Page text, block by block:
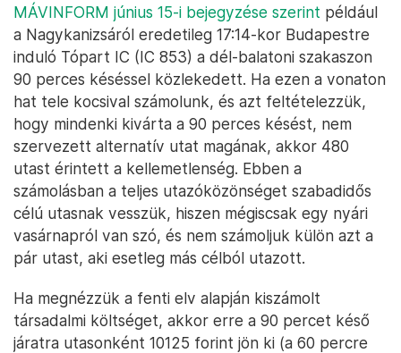
MÁVINFORM június 15-i bejegyzése szerint például
a Nagykanizsáról eredetileg 17:14-kor Budapestre
induló Tópart IC (IC 853) a dél-balatoni szakaszon
90 perces késéssel közlekedett. Ha ezen a vonaton
hat tele kocsival számolunk, és azt feltételezzük,
hogy mindenki kivárta a 90 perces késést, nem
szervezett alternatív utat magának, akkor 480
utast érintett a kellemetlenség. Ebben a
számolásban a teljes utazóközönséget szabadidős
célú utasnak vesszük, hiszen mégiscsak egy nyári
vasárnapról van szó, és nem számoljuk külön azt a
pár utast, aki esetleg más célból utazott.
Ha megnézzük a fenti elv alapján kiszámolt
társadalmi költséget, akkor erre a 90 percet késő
járatra utasonként 10125 forint jön ki (a 60 percre